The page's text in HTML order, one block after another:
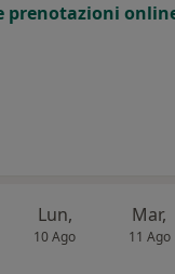
prenotazioni
Lun,
10 Ago
Mar,
11 Ago